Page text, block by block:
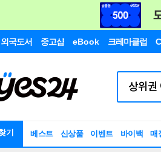
외국도서 중고샵 eBook 크레마클럽
기 베스트 신상품 이벤트 바이백 매